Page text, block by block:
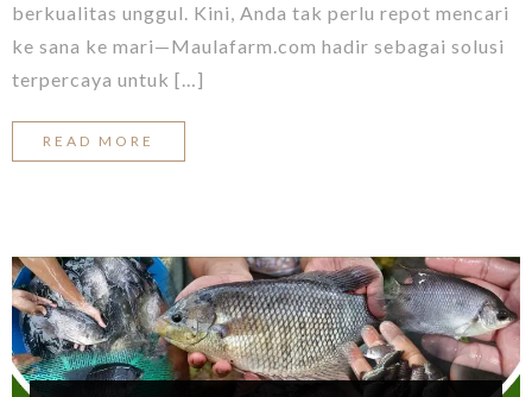
berkualitas unggul. Kini, Anda tak perlu repot mencari
ke sana ke mari—Maulafarm.com hadir sebagai solusi
terpercaya untuk […]
READ MORE